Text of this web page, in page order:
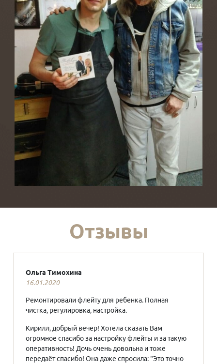
Отзывы
Ольга Тимохина
16.01.2020
Ремонтировали флейту для ребенка. Полная
чистка, регулировка, настройка.
Кирилл, добрый вечер! Хотела сказать Вам
огромное спасибо за настройку флейты и за такую
оперативность! Дочь очень довольна и тоже
передаёт спасибо! Она даже спросила: "Это точно